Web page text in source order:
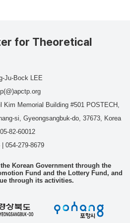
for Theoretical
Ju-Bock LEE
Kim Memorial Building #501 POSTECH,
si, Gyeongsangbuk-do, 37673, Korea
82-60012
054-279-8679
Korean Government through the
Fund and the Lottery Fund, and
through its activities.